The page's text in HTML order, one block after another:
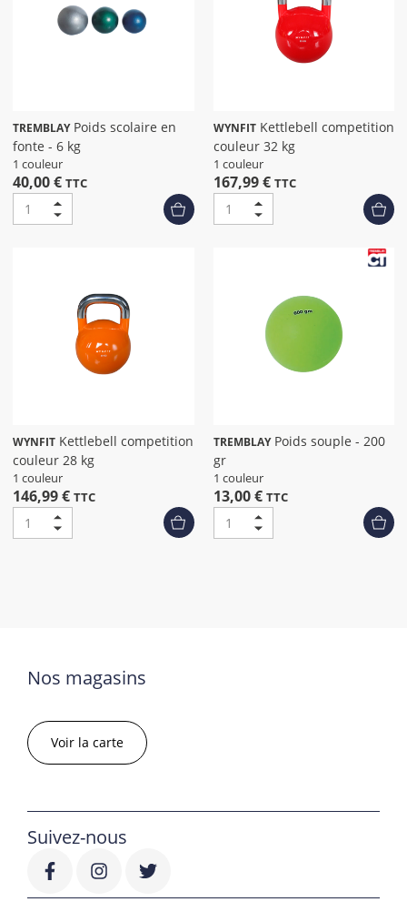
TREMBLAYPoids scolaire en
fonte - 6 kg
1 couleur
40,00 € TTC
WYNFITKettlebell competition
couleur 32 kg
1 couleur
167,99 € TTC
WYNFIT
couleur 28 kg
1 couleur
146,99 € TTC
TREMBLAYPoids souple - 200
gr
1 couleur
13,00 € TTC
Nos magasins
Voir la carte
Suivez-nous